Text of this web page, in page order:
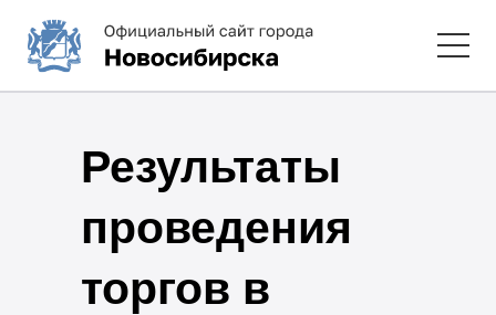
Результаты
проведения
торгов в